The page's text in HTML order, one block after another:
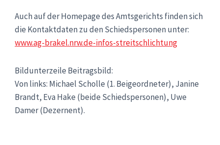
Auch auf der Homepage des Amtsgerichts finden sich
die Kontaktdaten zu den Schiedspersonen unter:
www.ag-brakel.nrw.de-infos-streitschlichtung
Bildunterzeile Beitragsbild:
Von links: Michael Scholle (1. Beigeordneter), Janine
Brandt, Eva Hake (beide Schiedspersonen), Uwe
Damer (Dezernent).